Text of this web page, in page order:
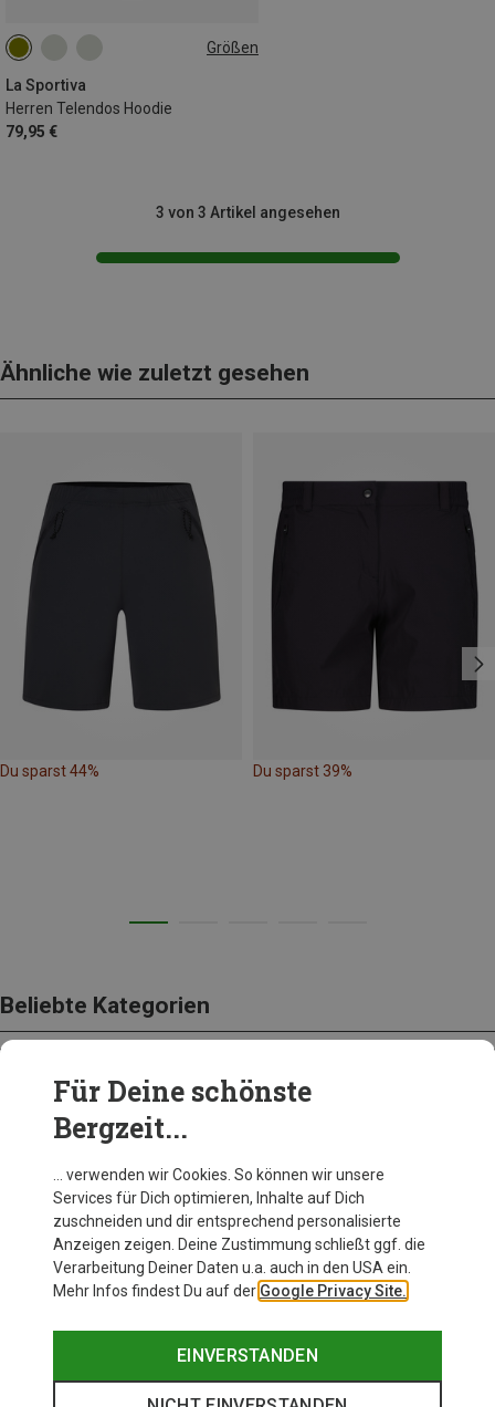
Größen
La Sportiva
Herren Telendos Hoodie
79,95 €
M L XL
3 von 3 Artikel angesehen
Ähnliche wie zuletzt gesehen
Du sparst 44% Du sparst 39%
Beliebte Kategorien
BEKLEIDUNG
Für Deine schönste
Bergzeit...
… verwenden wir Cookies. So können wir unsere
Services für Dich optimieren, Inhalte auf Dich
zuschneiden und dir entsprechend personalisierte
Anzeigen zeigen. Deine Zustimmung schließt ggf. die
Verarbeitung Deiner Daten u.a. auch in den USA ein.
Mehr Infos findest Du auf der Google Privacy Site.
EINVERSTANDEN